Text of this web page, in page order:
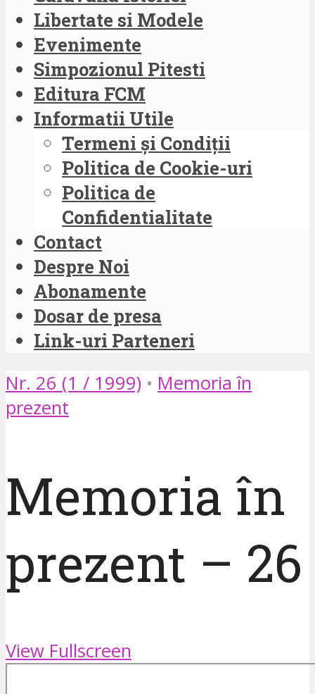
Libertate si Modele
Evenimente
Simpozionul Pitesti
Editura FCM
Informatii Utile
Termeni și Condiții
Politica de Cookie-uri
Politica de
Confidentialitate
Contact
Despre Noi
Abonamente
Dosar de presa
Link-uri Parteneri
Nr. 26 (1 / 1999) • Memoria în
prezent
Memoria în
prezent – 26
View Fullscreen